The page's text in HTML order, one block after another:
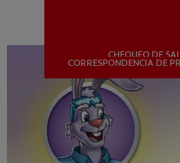
CHEQUEO DE
CORRESPONDENCIA DE